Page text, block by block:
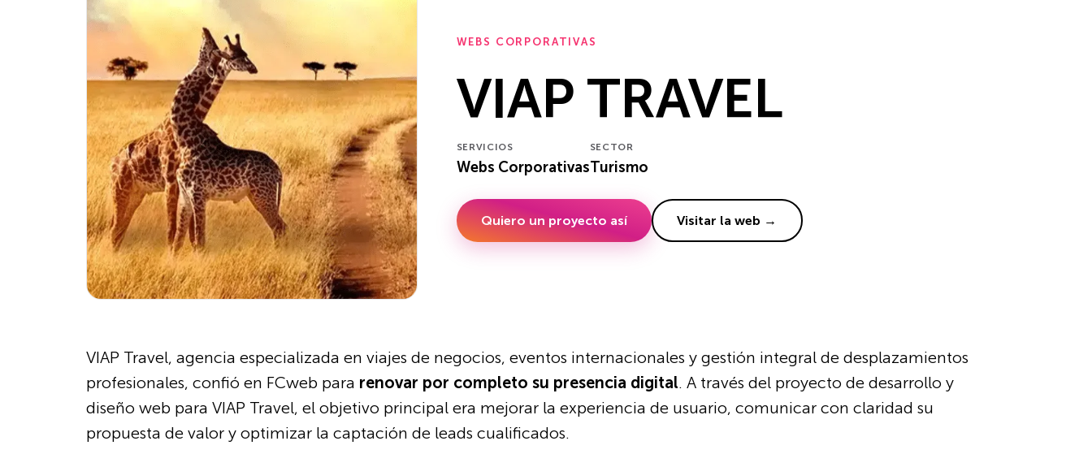
WEBS CORPORATIVAS
VIAP TRAVEL
SERVICIOS
Webs Corporativas
SECTOR
Turismo
Quiero un proyecto así Visitar la web →
VIAP Travel, agencia especializada en viajes de negocios, eventos internacionales y gestión integral de desplazamientos
profesionales, confió en FCweb para renovar por completo su presencia digital. A través del proyecto de desarrollo y
diseño web para VIAP Travel, el objetivo principal era mejorar la experiencia de usuario, comunicar con claridad su
propuesta de valor y optimizar la captación de leads cualificados.